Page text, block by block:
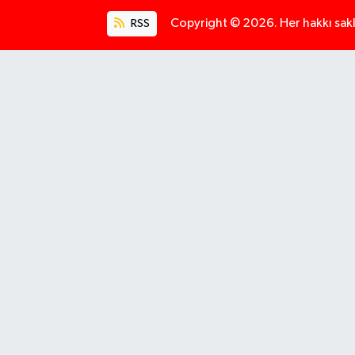
RSS Copyright © 2026. Her hakkı